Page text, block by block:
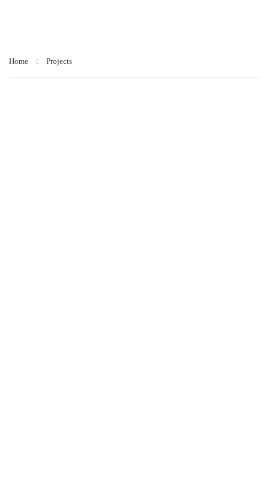
Home Projects